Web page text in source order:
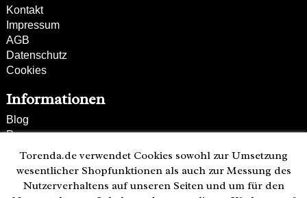
Kontakt
Impressum
AGB
Datenschutz
Cookies
Informationen
Blog
Presse
Partner
Versand und Zahlung
Bestellung wiederrufen
Torenda.de verwendet Cookies sowohl zur Umsetzung
wesentlicher Shopfunktionen als auch zur Messung des
Nutzerverhaltens auf unseren Seiten und um für den